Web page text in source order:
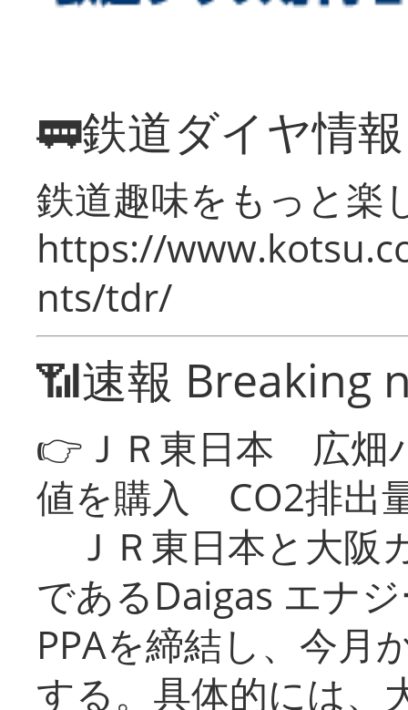
🚃鉄道ダイヤ情
鉄道趣味をもっと楽
https://
nts/tdr/
📶速報 Breaking
👉ＪＲ東日本 広畑
値を購入 CO2排出
ＪＲ東日本と大阪
であるDaigas エナ
PPAを締結し、今月
する。具体的には、